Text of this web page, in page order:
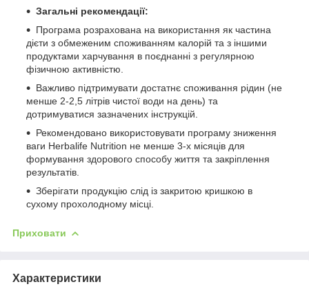
Загальні рекомендації:
Програма розрахована на використання як частина
дієти з обмеженим споживанням калорій та з іншими
продуктами харчування в поєднанні з регулярною
фізичною активністю.
Важливо підтримувати достатнє споживання рідин (не
менше 2-2,5 літрів чистої води на день) та
дотримуватися зазначених інструкцій.
Рекомендовано використовувати програму зниження
ваги Herbalife Nutrition не менше 3-х місяців для
формування здорового способу життя та закріплення
результатів.
Зберігати продукцію слід із закритою кришкою в
сухому прохолодному місці.
Приховати
Характеристики